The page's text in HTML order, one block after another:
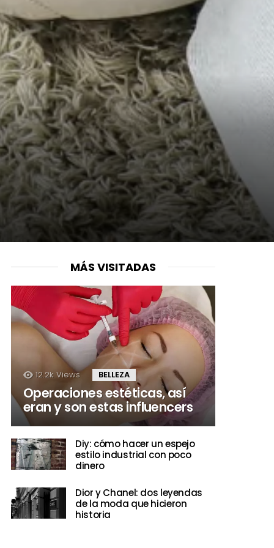
MÁS VISITADAS
12.2k Views BELLEZA
Operaciones estéticas, así
eran y son estas influencers
Diy: cómo hacer un espejo
estilo industrial con poco
dinero
Dior y Chanel: dos leyendas
de la moda que hicieron
historia